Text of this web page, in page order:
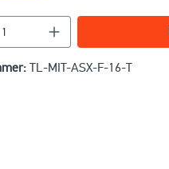
Gib den
TL-MIT-ASX-F-16-T